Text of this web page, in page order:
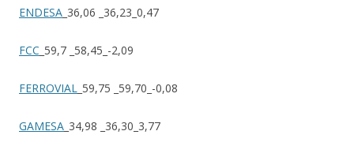
ENDESA _36,06 _36,23_0,47
FCC _59,7 _58,45_-2,09
FERROVIAL _59,75 _59,70_-0,08
GAMESA _34,98 _36,30_3,77